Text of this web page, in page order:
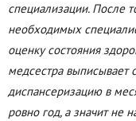
специализации. После
необходимых
оценку состояния
медсестра выписывает
диспансеризацию в
ровно год, а значит не